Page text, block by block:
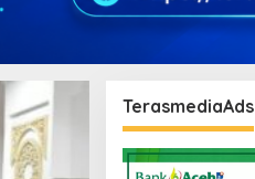
TerasmediaAds